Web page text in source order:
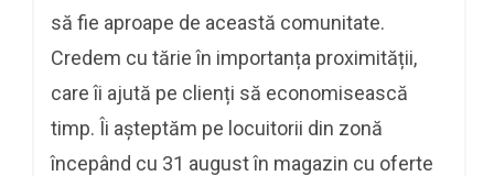
să fie aproape de această comunitate.
Credem cu tărie în importanța proximității,
care îi ajută pe clienți să economisească
timp. Îi așteptăm pe locuitorii din zonă
începând cu 31 august în magazin cu oferte